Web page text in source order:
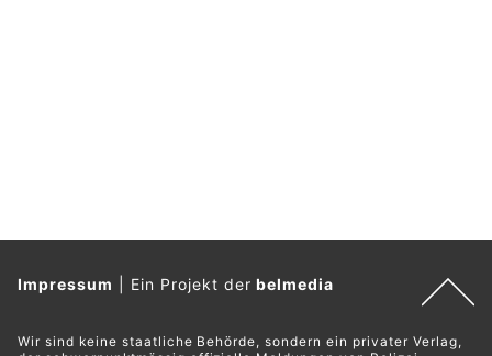
Impressum Ein Projekt derbelmedia
Wir sind keine staatliche Behörde, sondern ein privater Verlag,